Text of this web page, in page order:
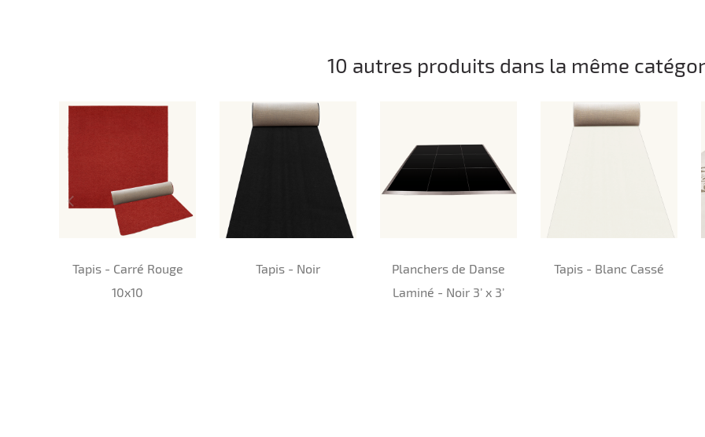
10 autres produits dans la même
Tapis - Carré Rouge
10x10
Tapis - Noir
Planchers de Danse
Laminé - Noir 3’ x 3’
Tapis - Blanc Cassé